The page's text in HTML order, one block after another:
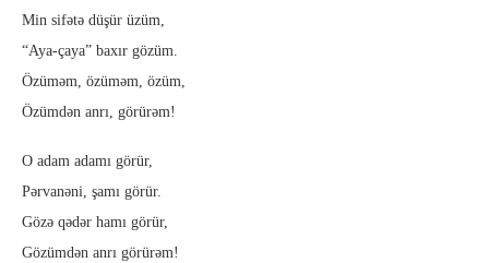
Min sifətə düşür üzüm,
“Aya-çaya” baxır gözüm.
Özüməm, özüməm, özüm,
Özümdən anrı, görürəm!
O adam adamı görür,
Pərvanəni, şamı görür.
Gözə qədər hamı görür,
Gözümdən anrı görürəm!